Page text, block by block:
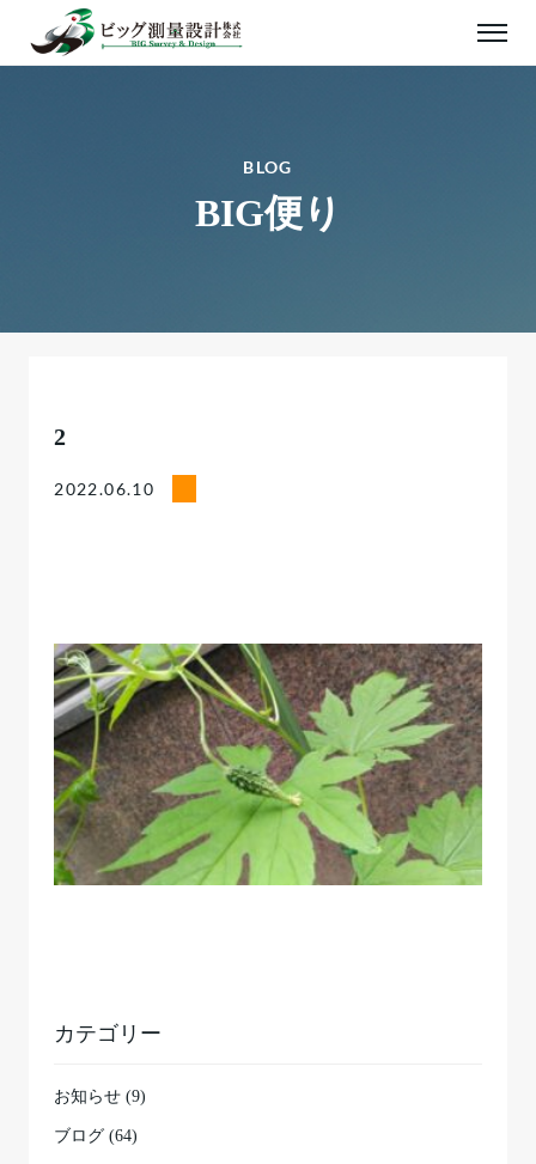
BLOG
BIG便り
2
2022.06.10
カテゴリー
お知らせ (9)
ブログ (64)